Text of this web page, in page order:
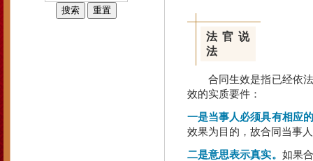
法官说
法
合同生效是指已经依法
效的实质要件：
一是当事人必须具有相应
效果为目的，故合同当事
二是意思表示真实。 如果